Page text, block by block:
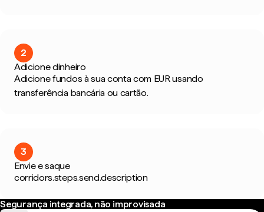
2
Adicione dinheiro
Adicione fundos à sua conta com EUR usando
transferência bancária ou cartão.
3
Envie e saque
corridors.steps.send.description
Segurança integrada, não improvisada